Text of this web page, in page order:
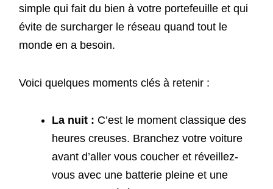
simple qui fait du bien à votre portefeuille et qui
évite de surcharger le réseau quand tout le
monde en a besoin.
Voici quelques moments clés à retenir :
La nuit : C’est le moment classique des
heures creuses. Branchez votre voiture
avant d’aller vous coucher et réveillez-
vous avec une batterie pleine et une